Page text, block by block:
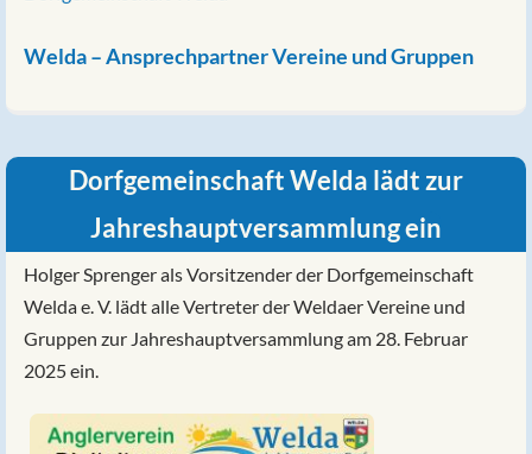
Welda – Ansprechpartner Vereine und Gruppen
Dorfgemeinschaft Welda lädt zur
Jahreshauptversammlung ein
Holger Sprenger als Vorsitzender der Dorfgemeinschaft
Welda e. V. lädt alle Vertreter der Weldaer Vereine und
Gruppen zur Jahreshauptversammlung am 28. Februar
2025 ein.